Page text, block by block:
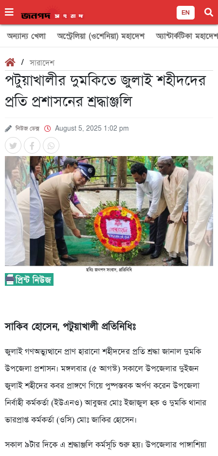
EN
অন্যান্য খেলা অস্ট্রেলিয়া (ওশেনিয়া) মহাদেশ অ্যান্টার্কটিকা মহাদেশ
/সারাদেশ
পটুয়াখালীর দুমকিতে জুলাই শহীদদের
প্রতি প্রশাসনের শ্রদ্ধাঞ্জলি
নিউজ ডেক্স August 5, 2025 1:02 pm
সাকিব হোসেন, পটুয়াখালী প্রতিনিধিঃ
জুলাই গণঅভ্যুত্থানে প্রাণ হারানো শহীদদের প্রতি শ্রদ্ধা জানাল দুমকি
উপজেলা প্রশাসন। মঙ্গলবার (৫ আগস্ট) সকালে উপজেলার দুইজন
জুলাই শহীদের কবর প্রাঙ্গণে গিয়ে পুষ্পস্তবক অর্পণ করেন উপজেলা
নির্বাহী কর্মকর্তা (ইউএনও) আবুজর মোঃ ইজাজুল হক ও দুমকি থানার
ভারপ্রাপ্ত কর্মকর্তা (ওসি) মোঃ জাকির হোসেন।
সকাল ৯টার দিকে এ শ্রদ্ধাঞ্জলি কর্মসূচি শুরু হয়। উপজেলার পাঙ্গাশিয়া